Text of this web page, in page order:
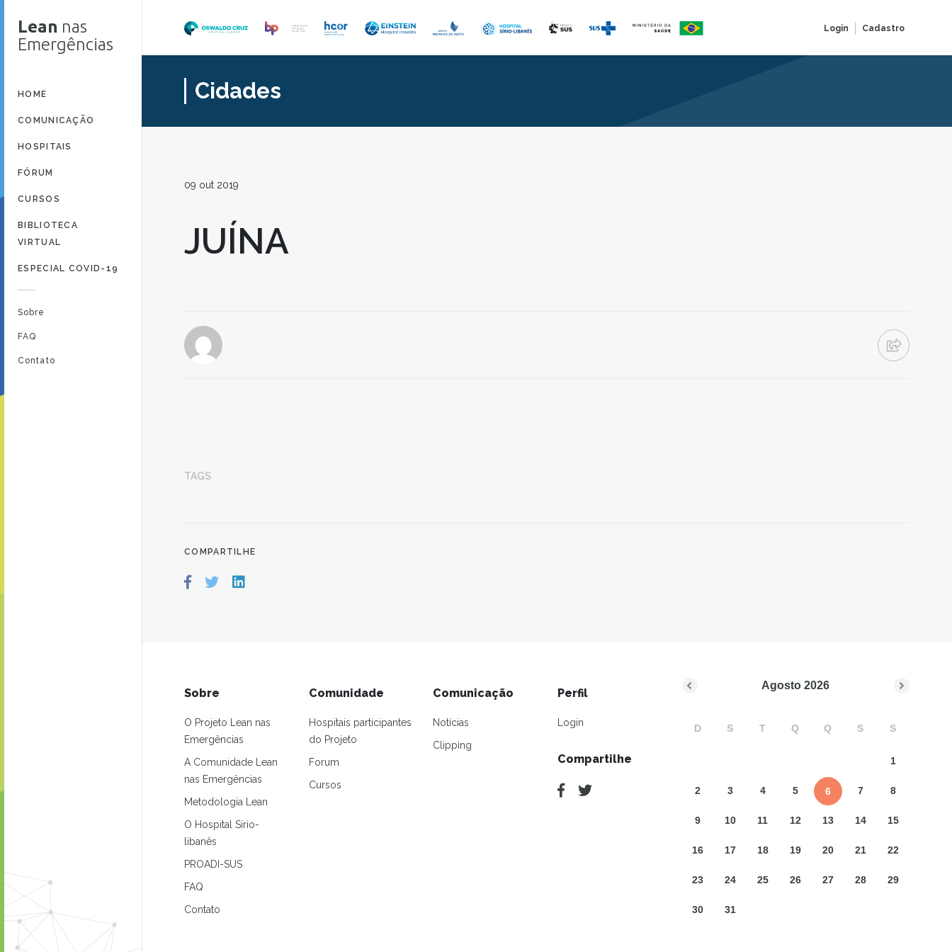
Login Cadastro
Lean nas
Emergências
HOME
COMUNICAÇÃO
HOSPITAIS
FÓRUM
CURSOS
BIBLIOTECA
VIRTUAL
ESPECIAL COVID-19
Sobre
FAQ
Contato
Cidades
09 out 2019
JUÍNA
TAGS
COMPARTILHE
Sobre
O Projeto Lean nas
Emergências
A Comunidade Lean
nas Emergências
Metodologia Lean
O Hospital Sírio-
libanês
PROADI-SUS
FAQ
Contato
Comunidade
Hospitais participantes
do Projeto
Forum
Cursos
Comunicação
Notícias
Clipping
Perfil
Login
Compartilhe
Agosto 2026
D S T Q Q S S
1
2 3 4 5 6 7 8
9 10 11 12 13 14 15
16 17 18 19 20 21 22
23 24 25 26 27 28 29
30 31